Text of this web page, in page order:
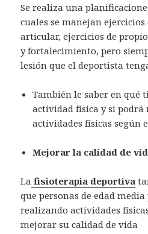
Se realiza una
cuales se manejan
articular, ejercicios de
y fortalecimiento, pero
lesión que el deportista
También le saber en qué
actividad física y si podrá
actividades físicas según
Mejorar la calidad de
La fisioterapia deportiva
que personas de edad
realizando actividades
mejorar su calidad de vida